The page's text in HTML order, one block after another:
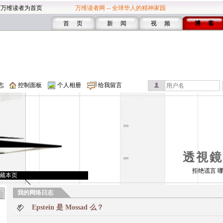
维读者为首页 万维读者网 -- 全球华人的精神家园
首 页 新 闻 视 频 博 客
控制面板 个人相册 给我留言
透視
本页
拒绝谎言
我的网络日志
Epstein 是 Mossad 么？